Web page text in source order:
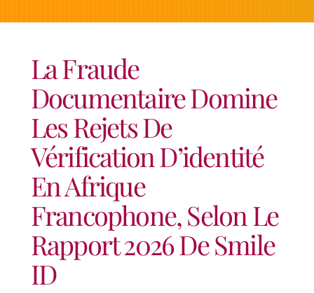
La Fraude
Documentaire Domine
Les Rejets De
Vérification D’identité
En Afrique
Francophone, Selon Le
Rapport 2026 De Smile
ID